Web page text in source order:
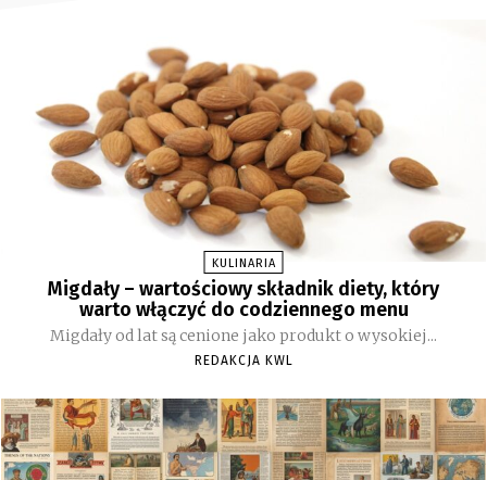
KULINARIA
Migdały – wartościowy składnik diety, który
warto włączyć do codziennego menu
Migdały od lat są cenione jako produkt o wysokiej...
REDAKCJA KWL